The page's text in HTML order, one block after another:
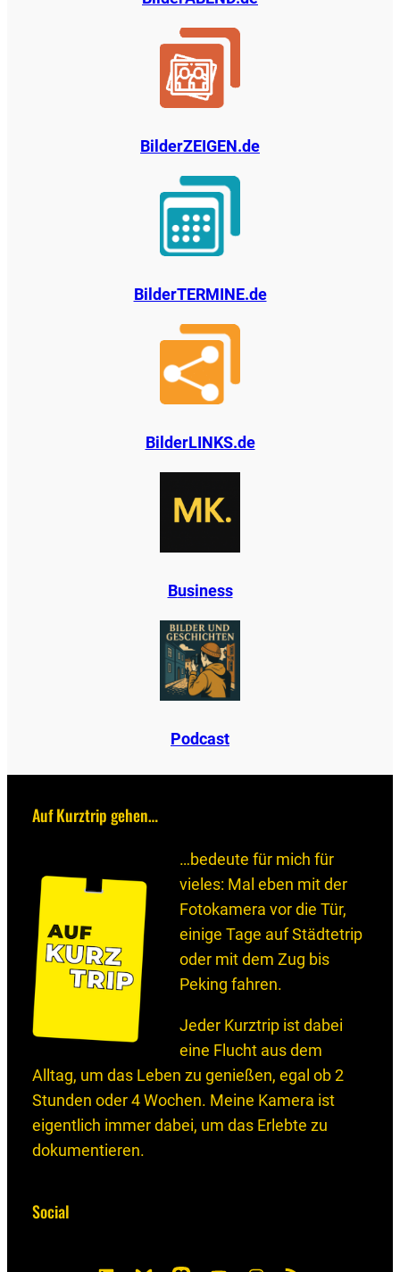
BilderZEIGEN.de
BilderTERMINE.de
BilderLINKS.de
Business
Podcast
Auf Kurztrip gehen…
…bedeute für mich für
vieles: Mal eben mit der
Fotokamera vor die Tür,
einige Tage auf Städtetrip
oder mit dem Zug bis
Peking fahren.
Jeder Kurztrip ist dabei
eine Flucht aus dem
Alltag, um das Leben zu genießen, egal ob 2
Stunden oder 4 Wochen. Meine Kamera ist
eigentlich immer dabei, um das Erlebte zu
dokumentieren.
Social